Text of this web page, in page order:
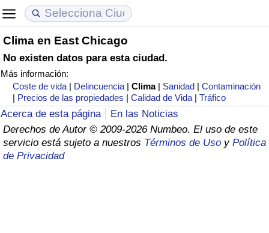
Clima en East Chicago
No existen datos para esta ciudad.
Más información:
Coste de vida | Delincuencia |Clima | Sanidad |Contaminación
| Precios de las propiedades |Calidad de Vida |Tráfico
Acerca de esta página
En las Noticias
Derechos de Autor © 2009-2026 Numbeo. El uso de este
servicio está sujeto a nuestros Términos de Uso y Política
de Privacidad
Coste de vida
Índice de Costo de Vida (Actual)
Índice de Costo de Vida
Índice de costo de vida por país
Precios de las propiedades
Índice de Precios de Inmuebles (Actual)
Índice de Precios de Inmuebles
Índice de Precios de Inmuebles por País
Calidad de Vida
Índice de Calidad de Vida
Índice de Calidad de Vida (Actual)
Índice de calidad de vida por país